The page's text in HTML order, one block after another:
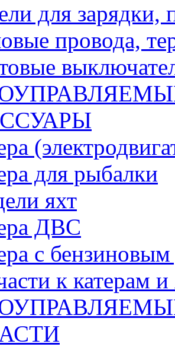
для зарядки,
провода,
для рыбалки
яхт
ДВС
с бензиновым
к катерам